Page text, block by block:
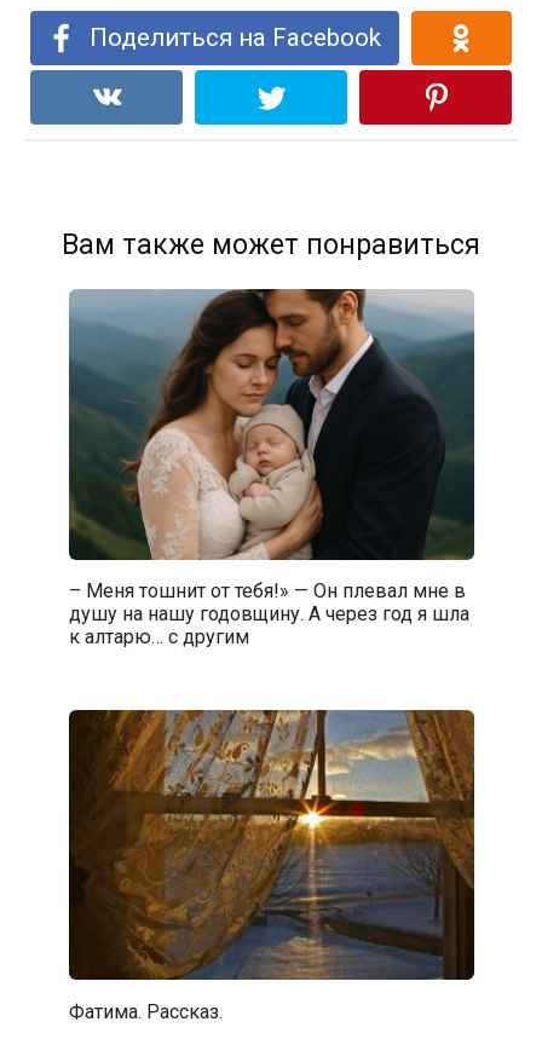
Поделиться на Facebook
Вам также может понравиться
– Меня тошнит от тебя!» — Он плевал мне в
душу на нашу годовщину. А через год я шла
к алтарю… с другим
Фатима. Рассказ.